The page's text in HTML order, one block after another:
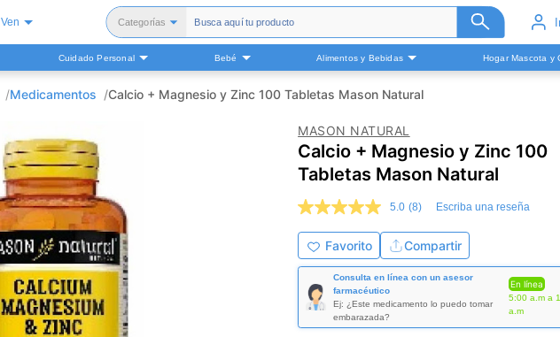
Ven Categorías
Todas
Belleza
Cuidado Personal Bebé Alimentos y Bebidas Hogar Mascota y
Medicamentos Calcio + Magnesio y Zinc 100 Tabletas Mason Natural
MASON NATURAL
Calcio + Magnesio y Zinc 100
Tabletas Mason Natural
5.0
de
estrellas,
valor
medio
de
valoración.
Read
5.0 (8) Escriba una reseña
Favorito Compartir
Consulta en línea con un asesor
farmacéutico
Ej: ¿Este medicamento lo puedo tomar
embarazada?
En línea
5:00 a.m a
a.m